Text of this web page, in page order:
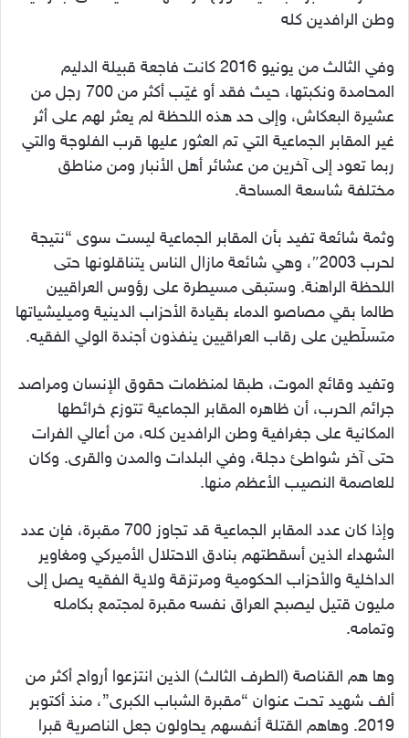
وطن الرافدين كله
وفي الثالث من يونيو 2016 كانت فاجعة قبيلة الدليم
المحامدة ونكبتها، حيث فقد أو غيّب أكثر من 700 رجل من
عشيرة البعكاش، وإلى حد هذه اللحظة لم يعثر لهم على أثر
غير المقابر الجماعية التي تم العثور عليها قرب الفلوجة والتي
ربما تعود إلى آخرين من عشائر أهل الأنبار ومن مناطق
مختلفة شاسعة المساحة.
وثمة شائعة تفيد بأن المقابر الجماعية ليست سوى “نتيجة
لحرب 2003″، وهي شائعة مازال الناس يتناقلونها حتى
اللحظة الراهنة. وستبقى مسيطرة على رؤوس العراقيين
طالما بقي مصاصو الدماء بقيادة الأحزاب الدينية وميليشياتها
متسلّطين على رقاب العراقيين ينفذون أجندة الولي الفقيه.
وتفيد وقائع الموت، طبقا لمنظمات حقوق الإنسان ومراصد
جرائم الحرب، أن ظاهره المقابر الجماعية تتوزع خرائطها
المكانية على جغرافية وطن الرافدين كله، من أعالي الفرات
حتى آخر شواطئ دجلة، وفي البلدات والمدن والقرى. وكان
للعاصمة النصيب الأعظم منها.
وإذا كان عدد المقابر الجماعية قد تجاوز 700 مقبرة، فإن عدد
الشهداء الذين أسقطتهم بنادق الاحتلال الأميركي ومغاوير
الداخلية والأحزاب الحكومية ومرتزقة ولاية الفقيه يصل إلى
مليون قتيل ليصبح العراق نفسه مقبرة لمجتمع بكامله
وتمامه.
وها هم القناصة (الطرف الثالث) الذين انتزعوا أرواح أكثر من
ألف شهيد تحت عنوان “مقبرة الشباب الكبرى”، منذ أكتوبر
2019. وهاهم القتلة أنفسهم يحاولون جعل الناصرية قبرا